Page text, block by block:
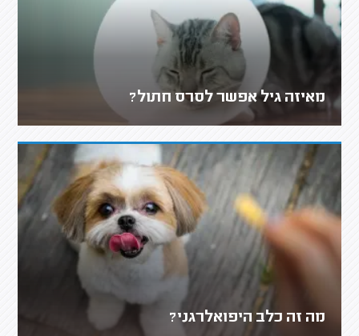
מאיזה גיל אפשר לסרס חתול?
מה זה כלב היפואלרגני?